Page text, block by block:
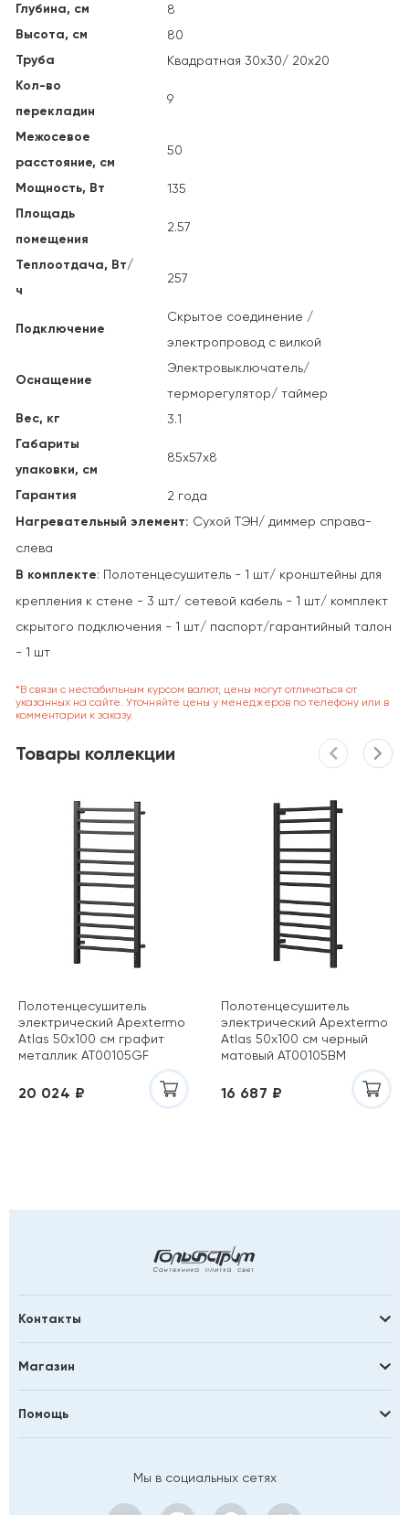
Глубина, см 8
Высота, см 80
Труба Квадратная 30х30/ 20х20
Кол-во
перекладин
9
Межосевое
расстояние, см
50
Мощность, Вт 135
Площадь
помещения
2.57
Теплоотдача, Вт/
ч
257
Подключение
Скрытое соединение /
электропровод с вилкой
Оснащение
Электровыключатель/
терморегулятор/ таймер
Вес, кг 3.1
Габариты
упаковки, см
85х57х8
Гарантия 2 года
Нагревательный элемент: Сухой ТЭН/ диммер справа-
слева
В комплекте: Полотенцесушитель - 1 шт/ кронштейны для
крепления к стене - 3 шт/ сетевой кабель - 1 шт/ комплект
скрытого подключения - 1 шт/ паспорт/гарантийный талон
- 1 шт
*В связи с нестабильным курсом валют, цены могут отличаться от
указанных на сайте. Уточняйте цены у менеджеров по телефону или в
комментарии к заказу.
Товары коллекции
Полотенцесушитель
электрический Apextermo
Atlas 50х100 см графит
металлик AT00105GF
20 024 ₽
Полотенцесушитель
электрический Apextermo
Atlas 50х100 см черный
матовый AT00105BM
16 687 ₽
Контакты
Магазин
Помощь
Мы в социальных сетях